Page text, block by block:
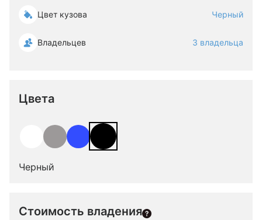
Цвет кузова Черный
Владельцев 3 владельца
Цвета
Черный
Стоимость владения